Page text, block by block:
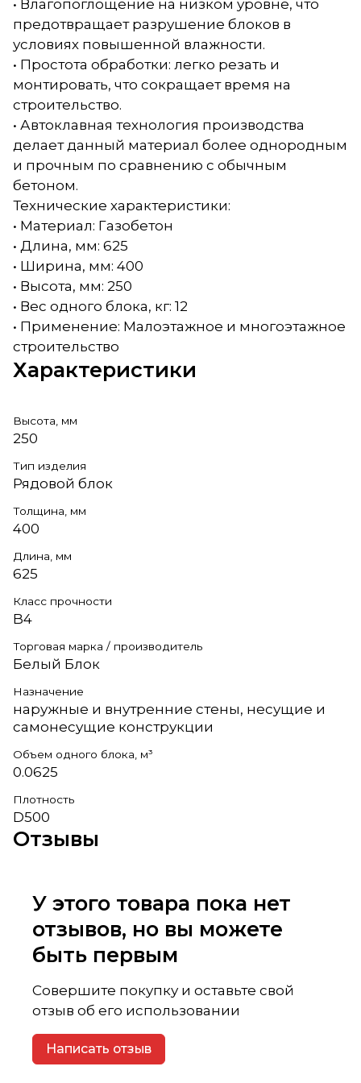
• Влагопоглощение на низком уровне, что
предотвращает разрушение блоков в
условиях повышенной влажности.
• Простота обработки: легко резать и
монтировать, что сокращает время на
строительство.
• Автоклавная технология производства
делает данный материал более однородным
и прочным по сравнению с обычным
бетоном.
Технические характеристики:
• Материал: Газобетон
• Длина, мм: 625
• Ширина, мм: 400
• Высота, мм: 250
• Вес одного блока, кг: 12
• Применение: Малоэтажное и многоэтажное
строительство
Характеристики
Высота, мм
250
Тип изделия
Рядовой блок
Толщина, мм
400
Длина, мм
625
Класс прочности
B4
Торговая марка / производитель
Белый Блок
Назначение
наружные и внутренние стены, несущие и
самонесущие конструкции
Объем одного блока, м³
0.0625
Плотность
D500
Отзывы
У этого товара пока нет
отзывов, но вы можете
быть первым
Совершите покупку и оставьте свой
отзыв об его использовании
Написать отзыв